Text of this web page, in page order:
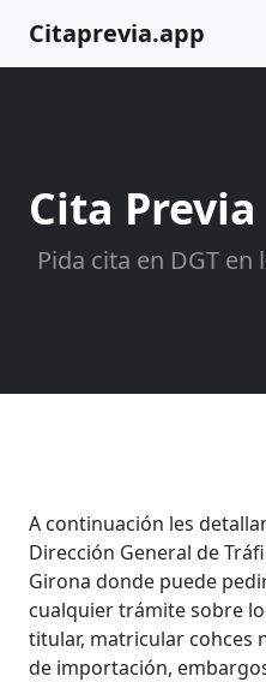
Citaprevia.app
Cita
Pida cita en DGT
A continuación les
Dirección General de
Girona donde puede
cualquier trámite sobre
titular, matricular cohces
de importación,